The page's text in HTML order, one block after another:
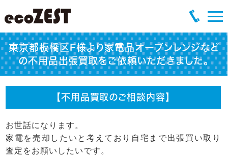
東京都板橋区F様より家電品オーブンレンジなど
の不用品出張買取をご依頼いただきました。
【不用品買取のご相談内容】
お世話になります。
家電を売却したいと考えており自宅まで出張買い取り
査定をお願いしたいです。